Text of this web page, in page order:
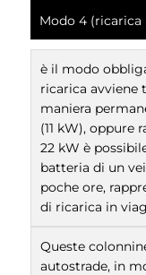
Modo 4 (ricarica
è il modo
ricarica avviene
maniera
(11 kW), oppure
22 kW è
batteria di un
poche ore,
di ricarica in
Queste
autostrade, in